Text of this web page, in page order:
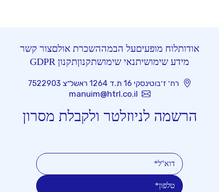
אודותלוח מופעיםעל הבמההשכרת אולםצור קשר
מידע שימושיתנאי שימושתקנוןתקנון GDPR
רח׳ ז׳בוטינסקי 16 ת.ד 1264 ראשל״צ 7522903
manuim@htrl.co.il
הרשמה לניוזלטר ולקבלת מסרון